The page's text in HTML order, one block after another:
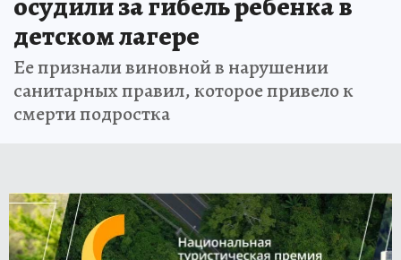
детском лагере
Ее признали виновной в нарушении
санитарных правил, которое привело к
смерти подростка